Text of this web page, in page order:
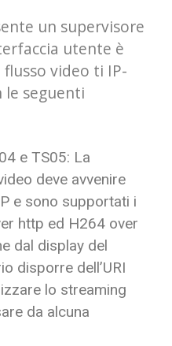
un supervisore
utente è
video ti IP-
le seguenti
e TS05: La
deve avvenire
e sono supportati i
http ed H264 over
dal display del
disporre dell’URI
lo streaming
da alcuna